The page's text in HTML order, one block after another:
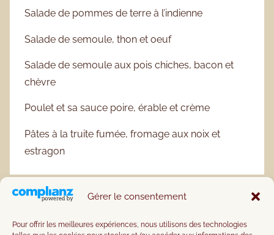
Gérer le consentement
Pour offrir les meilleures expériences, nous utilisons des technologies
Salade de pommes de terre à l’indienne
Salade de semoule, thon et oeuf
Salade de semoule aux pois chiches, bacon et
chèvre
Poulet et sa sauce poire, érable et crème
Pâtes à la truite fumée, fromage aux noix et
estragon